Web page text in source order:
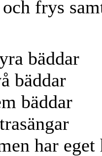
frys
bäddar
bäddar
bäddar
har